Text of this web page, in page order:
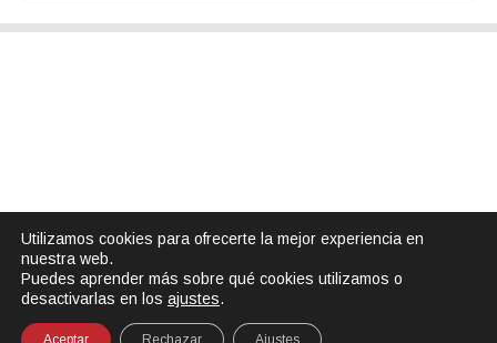
Utilizamos cookies para ofrecerte la mejor experiencia en
nuestra web.
Puedes aprender más sobre qué cookies utilizamos o
desactivarlas en los ajustes.
Aceptar Rechazar Ajustes